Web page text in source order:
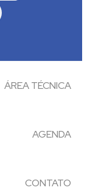
ÁREA TÉCNICA
AGENDA
CONTATO